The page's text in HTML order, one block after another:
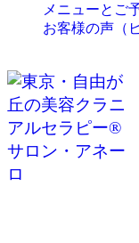
メニューとご
お客様の声（